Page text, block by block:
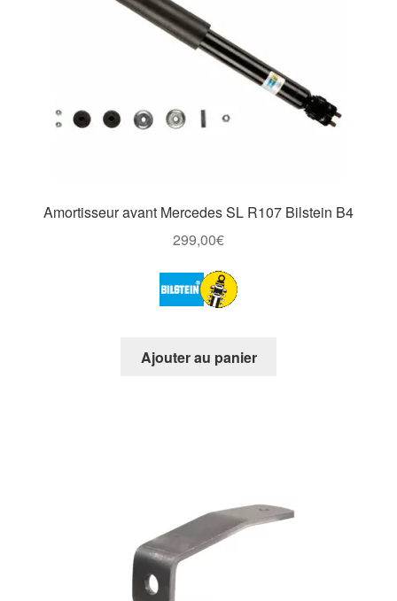
Amortisseur avant Mercedes SL R107 Bilstein B4
299,00€
Ajouter au panier